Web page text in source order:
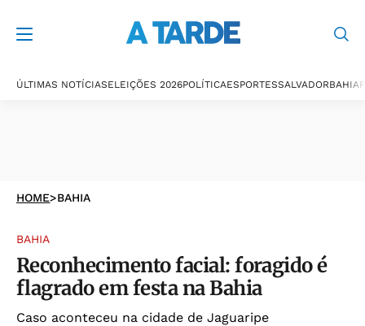
ÚLTIMAS NOTÍCIASELEIÇÕES 2026POLÍTICAESPORTESSALVADORBAHIA
HOME>BAHIA
BAHIA
Reconhecimento facial: foragido é
flagrado em festa na Bahia
Caso aconteceu na cidade de Jaguaripe